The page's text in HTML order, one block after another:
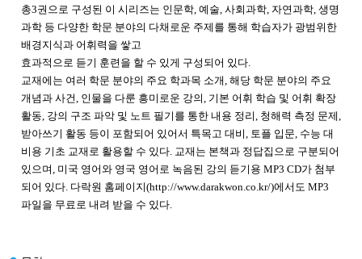
총3권으로 구성된 이 시리즈는 인문학, 예술, 사회과학, 자연과학, 생명
과학 등 다양한 학문 분야의 다채로운 주제를 통해 학습자가 광범위한
배경지식과 어휘력을 쌓고
효과적으로 듣기 훈련을 할 수 있게 구성되어 있다.
교재에는 여러 학문 분야의 주요 학과목 소개, 해당 학문 분야의 주요
개념과 사건, 인물을 다룬 흥미로운 강의, 기본 어휘 학습 및 어휘 확장
활동, 강의 구조 파악 및 노트 필기를 통한 내용 정리, 청해력 측정 문제,
받아쓰기 활동 등이 포함되어 있어서 특목고 대비, 토플 입문, 수능 대
비용 기초 교재로 활용할 수 있다. 교재는 본책과 정답집으로 구분되어
있으며, 미국 영어와 영국 영어로 녹음된 강의 듣기용 MP3 CD가 첨부
되어 있다. 다락원 홈페이지(http://www.darakwon.co.kr/)에서도 MP3
파일을 무료로 내려 받을 수 있다.